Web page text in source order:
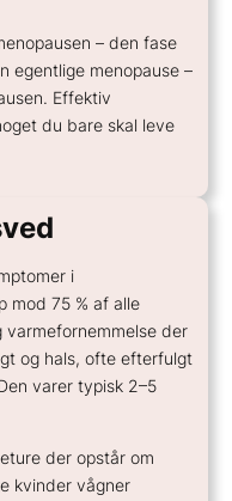
– den fase
egentlige menopause –
Effektiv
du bare skal leve
i
mod 75 % af alle
varmefornemmelse der
og hals, ofte efterfulgt
varer typisk 2–5
der opstår om
kvinder vågner